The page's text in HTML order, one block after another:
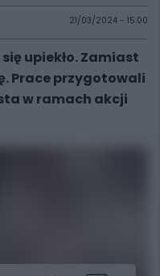
21/03/2024 - 15:00
upiekło. Zamiast
Prace przygotowali
w ramach akcji